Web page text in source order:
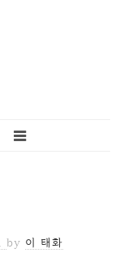
by 이 태화